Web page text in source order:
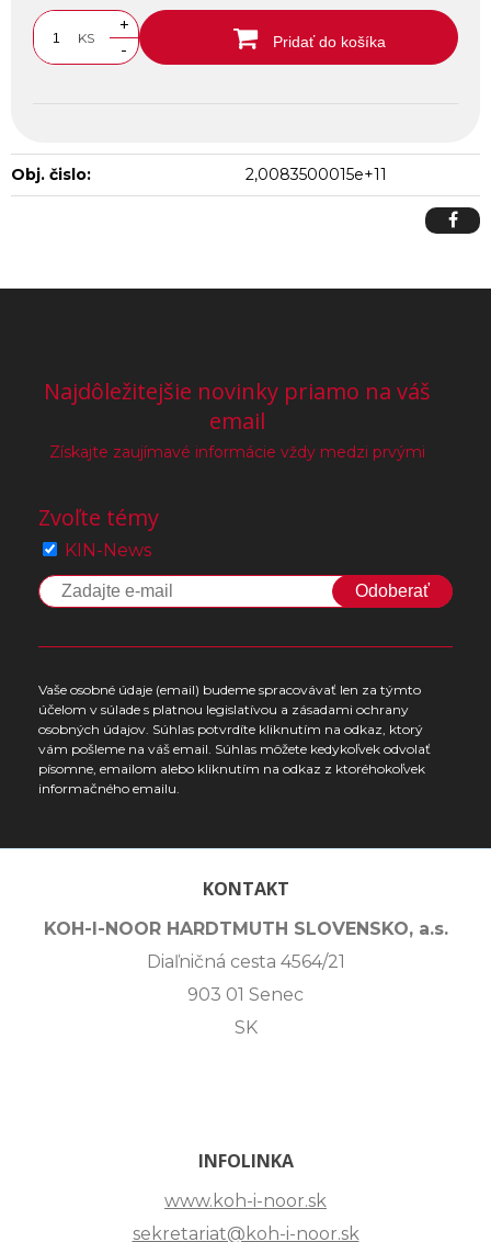
KS
+
-
Pridať do košíka
Obj. čislo: 2,0083500015e+11
Najdôležitejšie novinky priamo na váš
email
Získajte zaujímavé informácie vždy medzi prvými
Zvoľte témy
KIN-News
Odoberať
Vaše osobné údaje (email) budeme spracovávať len za týmto
účelom v súlade s platnou legislatívou a zásadami ochrany
osobných údajov. Súhlas potvrdíte kliknutím na odkaz, ktorý
vám pošleme na váš email. Súhlas môžete kedykoľvek odvolať
písomne, emailom alebo kliknutím na odkaz z ktoréhokoľvek
informačného emailu.
KONTAKT
KOH-I-NOOR HARDTMUTH SLOVENSKO, a.s.
Diaľničná cesta 4564/21
903 01 Senec
SK
INFOLINKA
www.koh-i-noor.sk
sekretariat@koh-i-noor.sk